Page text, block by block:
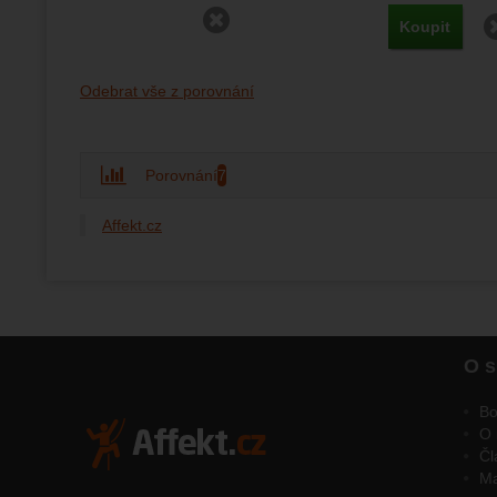
Koupit
Odebrat vše z porovnání
Porovnání7
Affekt.cz
O
O